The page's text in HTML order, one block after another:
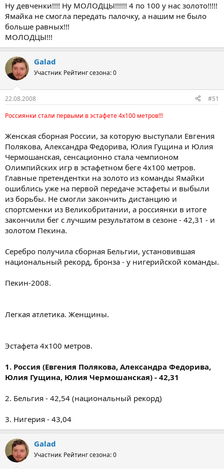
Ну девченки!!!! Ну МОЛОДЦЫ!!!!!! 4 по 100 у нас золото!!!!!
Ямайка не смогла передать палочку, а нашим не было
больше равных!!!
МОЛОДЦЫ!!!
Galad
Участник Рейтинг сезона: 0
22.08.2008
#51
Россиянки стали первыми в эстафете 4х100 метров!!!
Женская сборная России, за которую выступали Евгения
Полякова, Александра Федорива, Юлия Гущина и Юлия
Чермошанская, сенсационно стала чемпионом
Олимпийских игр в эстафетном беге 4х100 метров.
Главные претендентки на золото из команды Ямайки
ошиблись уже на первой передаче эстафеты и выбыли
из борьбы. Не смогли закончить дистанцию и
спортсменки из Великобритании, а россиянки в итоге
закончили бег с лучшим результатом в сезоне - 42,31 - и
золотом Пекина.
Серебро получила сборная Бельгии, установившая
национальный рекорд, бронза - у нигерийской команды.
Пекин-2008.
Легкая атлетика. Женщины.
Эстафета 4х100 метров.
1. Россия (Евгения Полякова, Александра Федорива,
Юлия Гущина, Юлия Чермошанская) - 42,31
2. Бельгия - 42,54 (национальный рекорд)
3. Нигерия - 43,04
Galad
Участник Рейтинг сезона: 0